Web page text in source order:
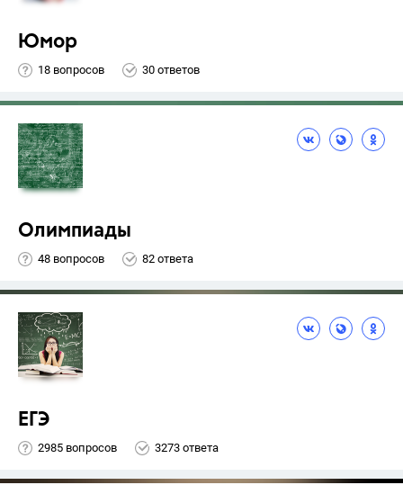
Юмор
18 вопросов 30 ответов
Олимпиады
48 вопросов 82 ответа
ЕГЭ
2985 вопросов 3273 ответа